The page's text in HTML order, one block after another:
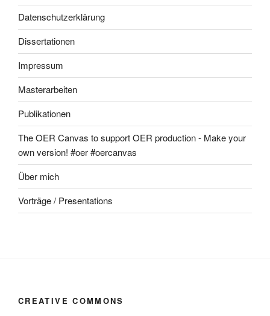
Datenschutzerklärung
Dissertationen
Impressum
Masterarbeiten
Publikationen
The OER Canvas to support OER production - Make your
own version! #oer #oercanvas
Über mich
Vorträge / Presentations
CREATIVE COMMONS